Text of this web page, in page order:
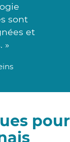
sont
et
»
pour